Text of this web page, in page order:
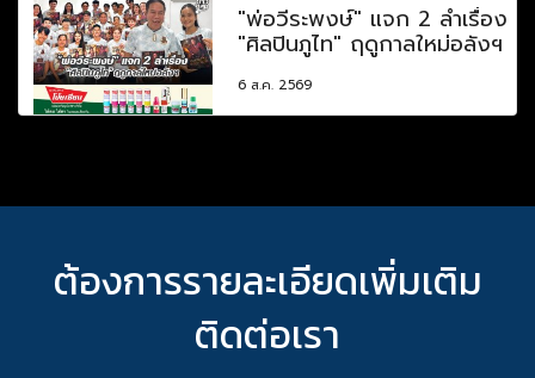
"พ่อวีระพงษ์" แจก 2 ลำเรื่อง
"ศิลปินภูไท" ฤดูกาลใหม่อลังฯ
6 ส.ค. 2569
ต้องการรายละเอียดเพิ่มเติม
ติดต่อเรา